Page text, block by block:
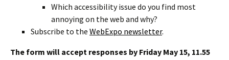
Which accessibility issue do you find most
annoying on the web and why?
Subscribe to the WebExpo newsletter.
The form will accept responses by Friday May 15, 11.55